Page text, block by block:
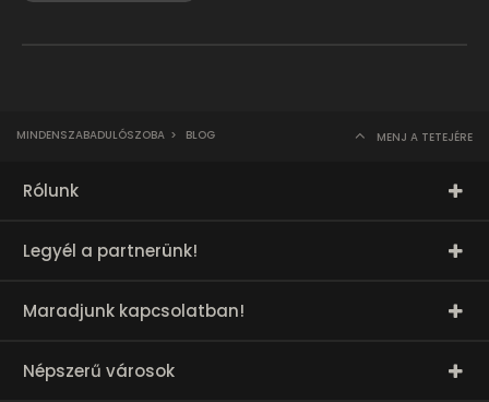
MINDENSZABADULÓSZOBA > BLOG MENJ A TETEJÉRE
Rólunk
Legyél a partnerünk!
Maradjunk kapcsolatban!
Népszerű városok